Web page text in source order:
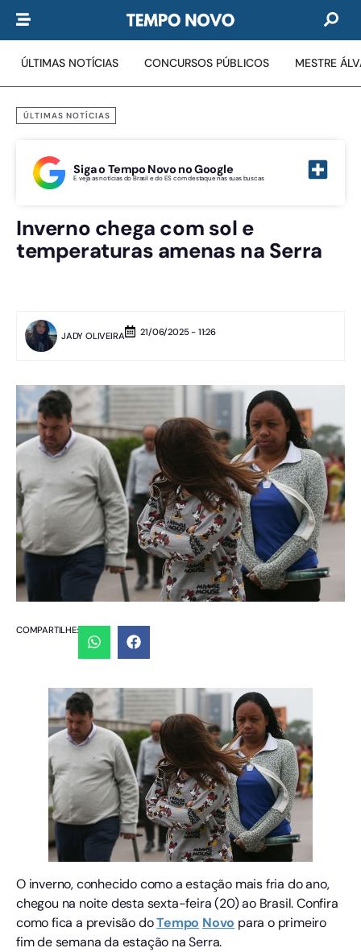
ÚLTIMAS NOTÍCIAS CONCURSOS PÚBLICOS MESTRE
ÚLTIMAS NOTÍCIAS
Siga o Tempo Novo no Google
E veja as notícias do Brasil e do ES com destaque nas suas buscas
Inverno chega com sol e
temperaturas amenas na Serra
JADY OLIVEIRA 21/06/2025 - 11:26
COMPARTILHE:
O inverno, conhecido como a estação mais fria do ano,
chegou na noite desta sexta-feira (20) ao Brasil. Confira
como fica a previsão doTempo Novo para o primeiro
fim de semana da estação na Serra.